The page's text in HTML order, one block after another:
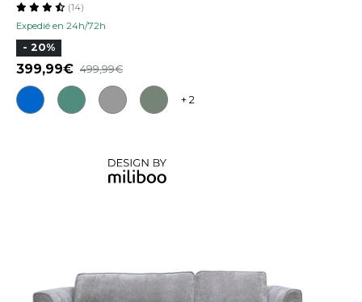
Expedié en 24h/72h
(14)
- 20%
399,99 499,99
+ 2